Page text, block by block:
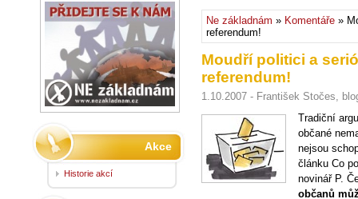
Ne základnám » Komentáře »
referendum!
Moudří politici a
referendum!
1.10.2007 - František Stočes,
Tradiční
občané
nejsou
článku Co
novinář P.
občanů
Akce
Historie akcí